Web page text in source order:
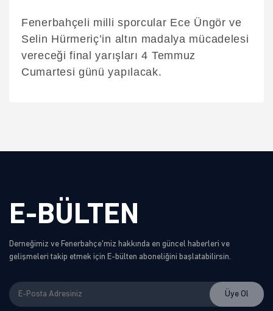
Fenerbahçeli milli sporcular Ece Üngör ve
Selin Hürmeriç’in altın madalya mücadelesi
vereceği final yarışları 4 Temmuz
Cumartesi günü yapılacak.
E-BÜLTEN
Derneğimiz ve Fenerbahçe'miz hakkında en güncel haberleri ve
gelişmeleri takip etmek için E-bülten aboneliğini başlatabilirsin.